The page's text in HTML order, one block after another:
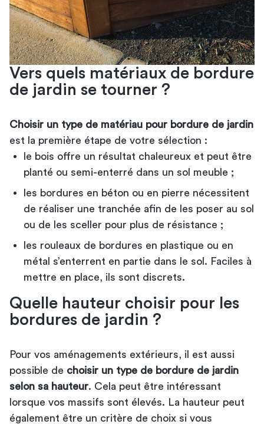
Vers quels matériaux de bordure
de jardin se tourner ?
Choisir un type de matériau pour bordure de jardin
est la première étape de votre sélection :
le bois offre un résultat chaleureux et peut être
planté ou semi-enterré dans un sol meuble ;
les bordures en béton ou en pierre nécessitent
de réaliser une tranchée afin de les poser au sol
ou de les sceller pour plus de résistance ;
les rouleaux de bordures en plastique ou en
métal s’enterrent en partie dans le sol. Faciles à
mettre en place, ils sont discrets.
Quelle hauteur choisir pour les
bordures de jardin ?
Pour vos aménagements extérieurs, il est aussi
possible de choisir un type de bordure de jardin
selon sa hauteur. Cela peut être intéressant
lorsque vos massifs sont élevés. La hauteur peut
également être un critère de choix si vous